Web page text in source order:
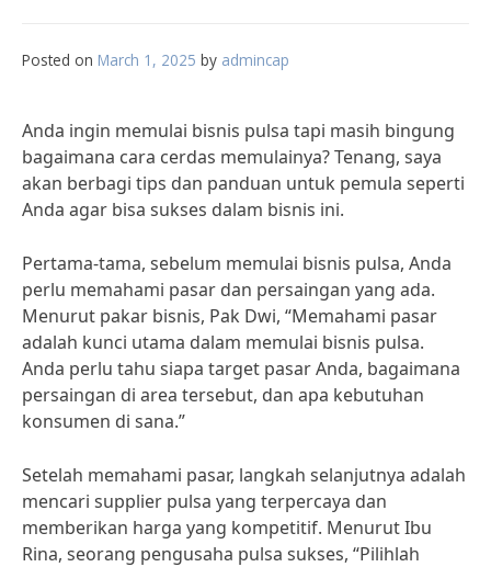
Posted on March 1, 2025 by admincap
Anda ingin memulai bisnis pulsa tapi masih bingung
bagaimana cara cerdas memulainya? Tenang, saya
akan berbagi tips dan panduan untuk pemula seperti
Anda agar bisa sukses dalam bisnis ini.
Pertama-tama, sebelum memulai bisnis pulsa, Anda
perlu memahami pasar dan persaingan yang ada.
Menurut pakar bisnis, Pak Dwi, “Memahami pasar
adalah kunci utama dalam memulai bisnis pulsa.
Anda perlu tahu siapa target pasar Anda, bagaimana
persaingan di area tersebut, dan apa kebutuhan
konsumen di sana.”
Setelah memahami pasar, langkah selanjutnya adalah
mencari supplier pulsa yang terpercaya dan
memberikan harga yang kompetitif. Menurut Ibu
Rina, seorang pengusaha pulsa sukses, “Pilihlah